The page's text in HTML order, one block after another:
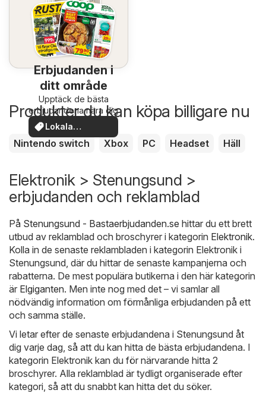
Erbjudanden i
ditt område
Upptäck de bästa
erbjudandena nära dig
Lokala
erbjudanden
Produkter du kan köpa billigare nu
Nintendo switch Xbox PC Headset Häll
Elektronik > Stenungsund >
erbjudanden och reklamblad
På Stenungsund - Bastaerbjudanden.se hittar du ett brett
utbud av reklamblad och broschyrer i kategorin Elektronik.
Kolla in de senaste reklambladen i kategorin Elektronik i
Stenungsund, där du hittar de senaste kampanjerna och
rabatterna. De mest populära butikerna i den här kategorin
är Elgiganten. Men inte nog med det – vi samlar all
nödvändig information om förmånliga erbjudanden på ett
och samma ställe.
Vi letar efter de senaste erbjudandena i Stenungsund åt
dig varje dag, så att du kan hitta de bästa erbjudandena. I
kategorin Elektronik kan du för närvarande hitta 2
broschyrer. Alla reklamblad är tydligt organiserade efter
kategori, så att du snabbt kan hitta det du söker.